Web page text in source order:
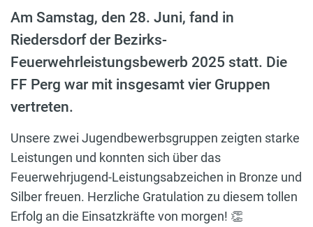
Am Samstag, den 28. Juni, fand in
Riedersdorf der Bezirks-
Feuerwehrleistungsbewerb 2025 statt. Die
FF Perg war mit insgesamt vier Gruppen
vertreten.
Unsere zwei Jugendbewerbsgruppen zeigten starke
Leistungen und konnten sich über das
Feuerwehrjugend-Leistungsabzeichen in Bronze und
Silber freuen. Herzliche Gratulation zu diesem tollen
Erfolg an die Einsatzkräfte von morgen! 👏